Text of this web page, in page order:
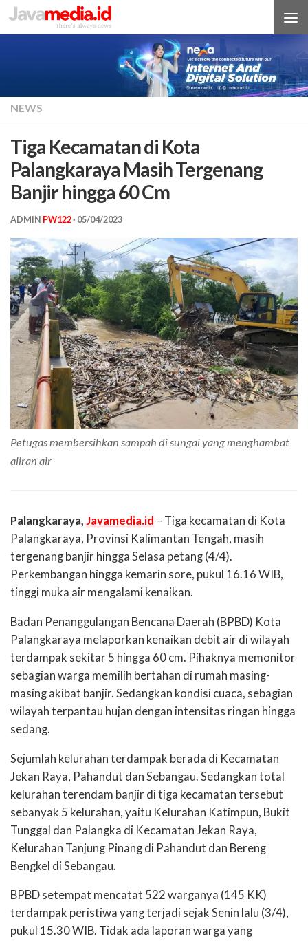
Skip to content
NEWS
Tiga Kecamatan di Kota
Palangkaraya Masih Tergenang
Banjir hingga 60 Cm
ADMIN PW122· 05/04/2023
Petugas membersihkan sampah di sungai yang menghambat
aliran air
Palangkaraya, Javamedia.id – Tiga kecamatan di Kota
Palangkaraya, Provinsi Kalimantan Tengah, masih
tergenang banjir hingga Selasa petang (4/4).
Perkembangan hingga kemarin sore, pukul 16.16 WIB,
tinggi muka air mengalami kenaikan.
Badan Penanggulangan Bencana Daerah (BPBD) Kota
Palangkaraya melaporkan kenaikan debit air di wilayah
terdampak sekitar 5 hingga 60 cm. Pihaknya memonitor
sebagian warga memilih bertahan di rumah masing-
masing akibat banjir. Sedangkan kondisi cuaca, sebagian
wilayah terpantau hujan dengan intensitas ringan hingga
sedang.
Sejumlah kelurahan terdampak berada di Kecamatan
Jekan Raya, Pahandut dan Sebangau. Sedangkan total
kelurahan terendam banjir di tiga kecamatan tersebut
sebanyak 5 kelurahan, yaitu Kelurahan Katimpun, Bukit
Tunggal dan Palangka di Kecamatan Jekan Raya,
Kelurahan Tanjung Pinang di Pahandut dan Bereng
Bengkel di Sebangau.
BPBD setempat mencatat 522 warganya (145 KK)
terdampak peristiwa yang terjadi sejak Senin lalu (3/4),
pukul 15.30 WIB. Tidak ada laporan warga yang